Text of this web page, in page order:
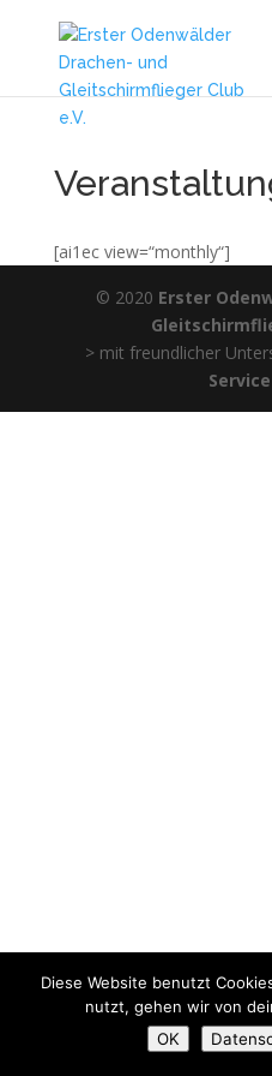
[ai1ec view=“monthly“]
© 2020 Erster
> mit freundlicher
Diese Website benutzt
nutzt, gehen wir von
OK